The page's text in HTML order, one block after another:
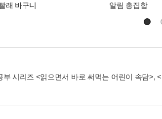
래 바구니
알림 총집합
부 시리즈 <읽으면서 바로 써먹는 어린이 속담>,